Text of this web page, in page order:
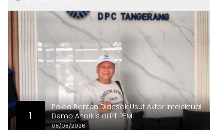
1
Polda Banten Didesak Usut Aktor Intelektual
Demo Anarkis di PT PEMI
08/08/2026